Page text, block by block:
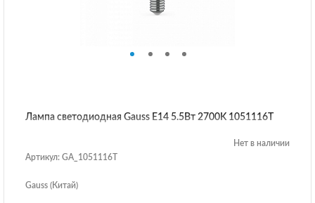
Лампа светодиодная Gauss E14 5.5Вт 2700K 1051116T
Нет в наличии
Артикул: GA_1051116T
Gauss (Китай)